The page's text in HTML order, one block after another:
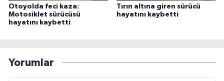
Otoyolda feci kaza:
Motosiklet sürücüsü
hayatını kaybetti
Tırın altına giren sürücü
hayatını kaybetti
Yorumlar